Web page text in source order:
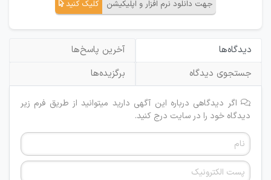
جهت دانلود نرم افزار و اپلیکیشن کلیک کنید
دیدگاه‌ها
آخرین پاسخ‌ها
جستجوی دیدگاه
برگزیده‌ها
اگر دیدگاهی درباره این آگهی دارید میتوانید از طریق فرم زیر
دیدگاه خود را در سایت درج کنید.